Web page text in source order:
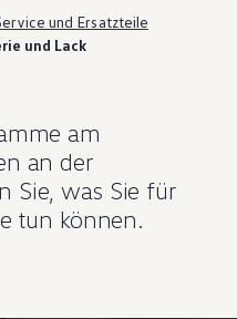
und Ersatzteile
und Lack
am
an der
Sie, was Sie für
tun können.